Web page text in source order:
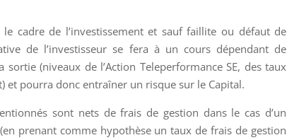
cadre de l’investissement et sauf faillite ou défaut de
de l’investisseur se fera à un cours dépendant de
(niveaux de l’Action Teleperformance SE, des taux
et pourra donc entraîner un risque sur le Capital.
sont nets de frais de gestion dans le cas d’un
prenant comme hypothèse un taux de frais de gestion